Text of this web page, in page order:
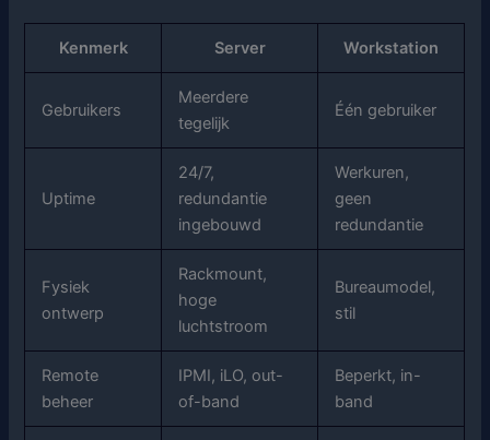
Kenmerk Server Workstation
Gebruikers
Meerdere
tegelijk
Één gebruiker
Uptime
24/7,
redundantie
ingebouwd
Werkuren,
geen
redundantie
Fysiek
ontwerp
Rackmount,
hoge
luchtstroom
Bureaumodel,
stil
Remote
beheer
IPMI, iLO, out-
of-band
Beperkt, in-
band